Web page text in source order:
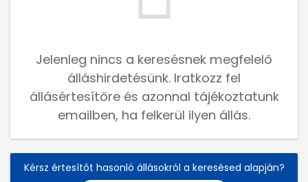
Jelenleg nincs a keresésnek megfelelő
álláshirdetésünk. Iratkozz fel
állásértesítőre és azonnal tájékoztatunk
emailben, ha felkerül ilyen állás.
Kérsz értesítőt hasonló állásokról a keresésed alapján?